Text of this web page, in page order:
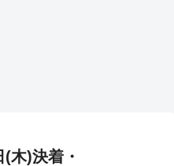
(木)決着・